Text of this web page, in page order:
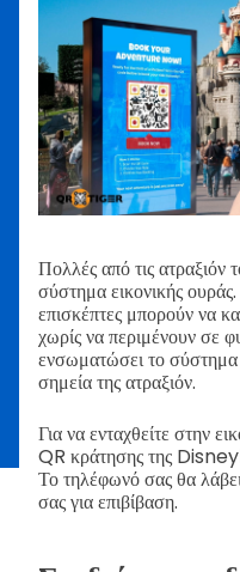
Πολλές από τις ατραξιόν
σύστημα εικονικής
επισκέπτες μπορούν να
χωρίς να περιμένουν σε
ενσωματώσει το
σημεία της ατραξιόν.
Για να ενταχθείτε στην
QR κράτησης της
Το τηλέφωνό σας θα
σας για επιβίβαση.